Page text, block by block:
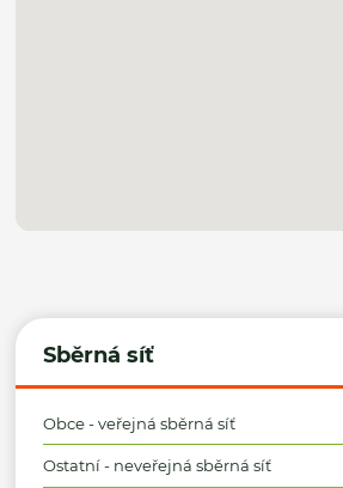
Sběrná síť
Obce - veřejná sběrná síť
Ostatní - neveřejná sběrná síť